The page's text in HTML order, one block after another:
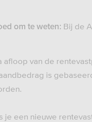
om te weten: Bij de
afloop van de
is
je een nieuwe